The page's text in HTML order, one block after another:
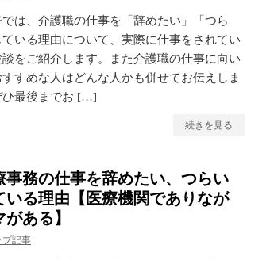
では、介護職の仕事を「辞めたい」「つら
いる理由について、実際に仕事をされてい
談をご紹介します。また介護職の仕事に向い
すめな人はどんな人かも併せてお伝えしま
ひ最後までお […]
続きを見る
事務の仕事を辞めたい、つらい
いる理由【医療機関でありなが
ある】
プ記事